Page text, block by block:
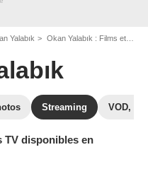
Yalabık Okan Yalabık : Films et séries online
Streaming VOD,
TV disponibles en